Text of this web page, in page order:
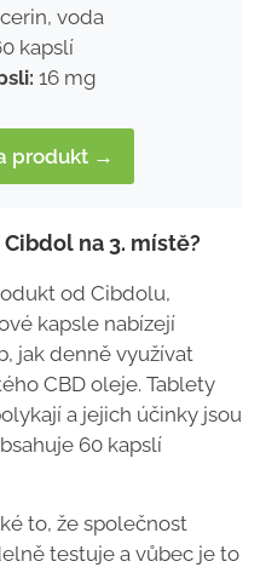
voda
kapslí
16 mg
produkt →
na 3. místě?
od Cibdolu,
kapsle nabízejí
jak denně využívat
CBD oleje. Tablety
a jejich účinky jsou
60 kapslí
to, že společnost
testuje a vůbec je to